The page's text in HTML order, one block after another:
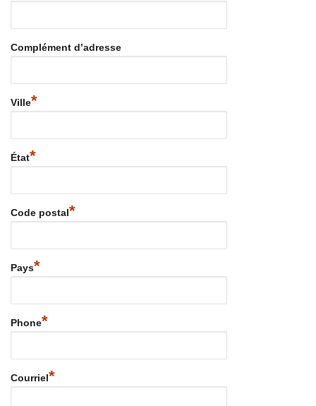
Complément d’adresse
Ville*
État*
Code postal*
Pays*
Phone*
Courriel*